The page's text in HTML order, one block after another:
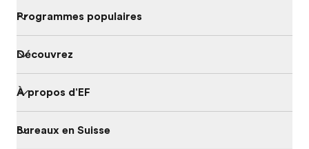
Programmes populaires
Découvrez
À propos d'EF
Bureaux en Suisse